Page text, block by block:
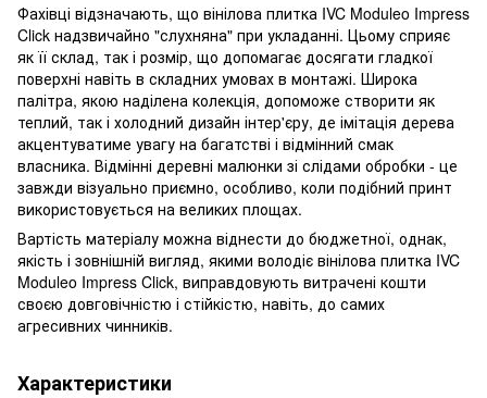
Фахівці відзначають, що вінілова плитка IVC Moduleo Impress
Click надзвичайно "слухняна" при укладанні. Цьому сприяє
як її склад, так і розмір, що допомагає досягати гладкої
поверхні навіть в складних умовах в монтажі. Широка
палітра, якою наділена колекція, допоможе створити як
теплий, так і холодний дизайн інтер'єру, де імітація дерева
акцентуватиме увагу на багатстві і відмінний смак
власника. Відмінні деревні малюнки зі слідами обробки - це
завжди візуально приємно, особливо, коли подібний принт
використовується на великих площах.
Вартість матеріалу можна віднести до бюджетної, однак,
якість і зовнішній вигляд, якими володіє вінілова плитка IVC
Moduleo Impress Click, виправдовують витрачені кошти
своєю довговічністю і стійкістю, навіть, до самих
агресивних чинників.
Характеристики